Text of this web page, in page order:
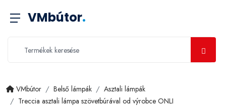
VMbútor.
VMbútor Belső lámpák
Asztali lámpák
Treccia asztali lámpa szövetbúrával od výrobce ONLI